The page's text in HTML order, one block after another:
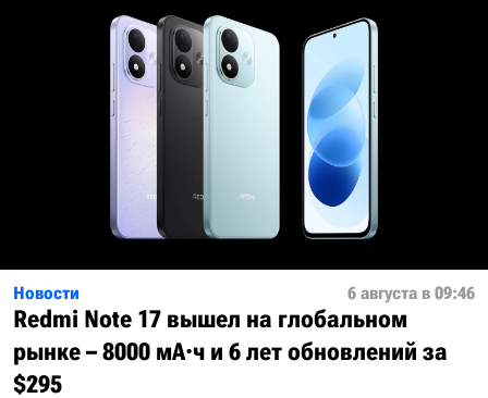
Новости 6 августа в 09:46
Redmi Note 17 вышел на глобальном
рынке – 8000 мА·ч и 6 лет обновлений за
$295